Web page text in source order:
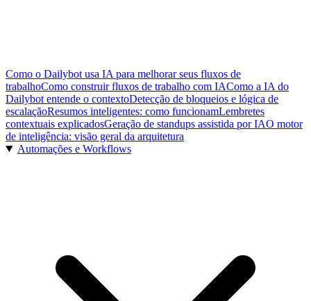
Como o Dailybot usa IA para melhorar seus fluxos de
trabalhoComo construir fluxos de trabalho com IAComo a IA do
Dailybot entende o contextoDetecção de bloqueios e lógica de
escalaçãoResumos inteligentes: como funcionamLembretes
contextuais explicadosGeração de standups assistida por IAO motor
de inteligência: visão geral da arquitetura
Automações e Workflows